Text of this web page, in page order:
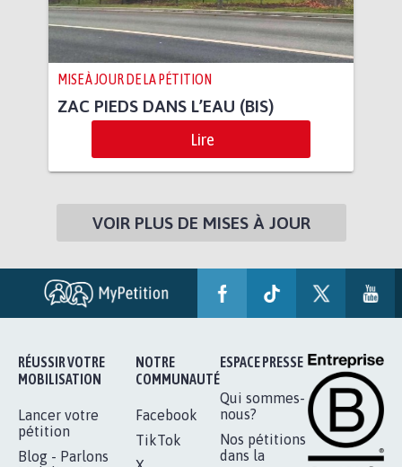
MISE À JOUR DE LA PÉTITION
ZAC PIEDS DANS L’EAU (BIS)
Lire
VOIR PLUS DE MISES À JOUR
RÉUSSIR VOTRE
MOBILISATION
Lancer votre
pétition
Blog - Parlons
NOTRE
COMMUNAUTÉ
Facebook
TikTok
ESPACE PRESSE
Qui sommes-
nous?
Nos pétitions
dans la